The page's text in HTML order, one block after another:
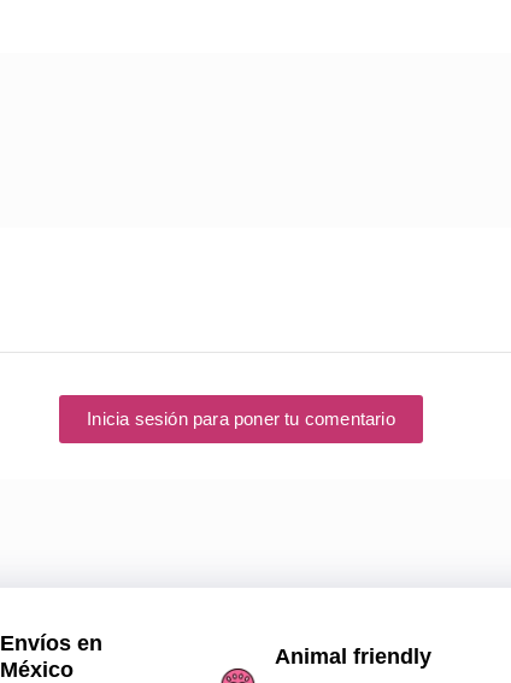
Inicia sesión para poner tu comentario
Envíos en
México
Animal friendly